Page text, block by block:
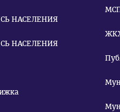
НАСЕЛЕНИЯ
НАСЕЛЕНИЯ